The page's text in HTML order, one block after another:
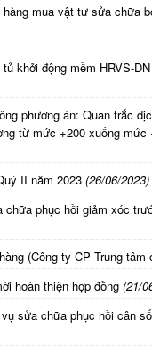
mua vật tư sửa chữa
khởi động mềm HRVS-
phương án: Quan trắc
từ mức +200 xuống mức
II năm 2023 (26/06/2023)
chữa phục hồi giảm xóc
(Công ty CP Trung tâm
hoàn thiện hợp đồng (21/
sửa chữa phục hồi cân